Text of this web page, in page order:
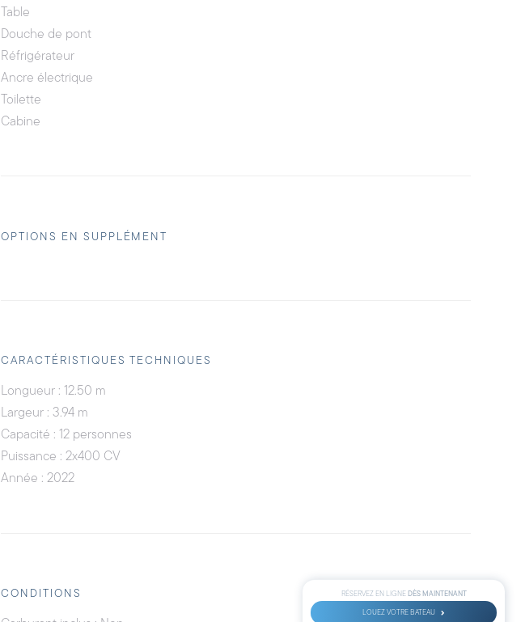
Table
Douche de pont
Réfrigérateur
Ancre électrique
Toilette
Cabine
OPTIONS EN SUPPLÉMENT
CARACTÉRISTIQUES TECHNIQUES
Longueur : 12.50 m
Largeur : 3.94 m
Capacité : 12 personnes
Puissance : 2x400 CV
Année : 2022
CONDITIONS RÉSERVEZ EN LIGNEDÈS MAINTENANT
LOUEZ VOTRE BATEAU